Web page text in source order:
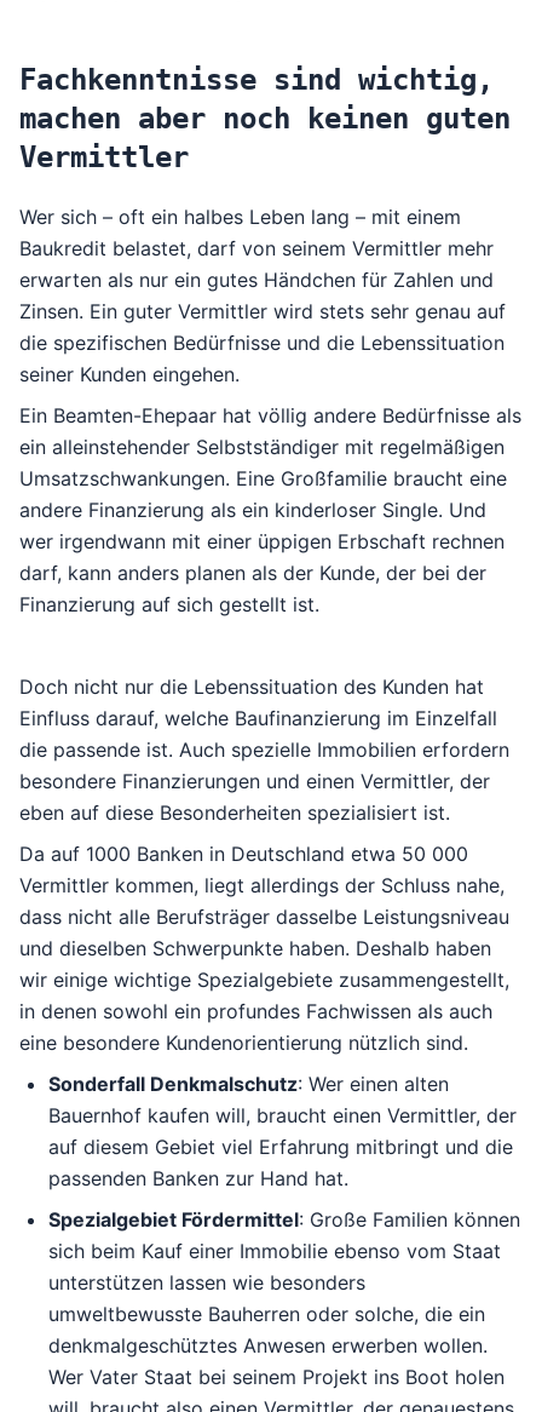
Fachkenntnisse sind wichtig,
machen aber noch keinen guten
Vermittler
Wer sich – oft ein halbes Leben lang – mit einem
Baukredit belastet, darf von seinem Vermittler mehr
erwarten als nur ein gutes Händchen für Zahlen und
Zinsen. Ein guter Vermittler wird stets sehr genau auf
die spezifischen Bedürfnisse und die Lebenssituation
seiner Kunden eingehen.
Ein Beamten-Ehepaar hat völlig andere Bedürfnisse als
ein alleinstehender Selbstständiger mit regelmäßigen
Umsatzschwankungen. Eine Großfamilie braucht eine
andere Finanzierung als ein kinderloser Single. Und
wer irgendwann mit einer üppigen Erbschaft rechnen
darf, kann anders planen als der Kunde, der bei der
Finanzierung auf sich gestellt ist.
Doch nicht nur die Lebenssituation des Kunden hat
Einfluss darauf, welche Baufinanzierung im Einzelfall
die passende ist. Auch spezielle Immobilien erfordern
besondere Finanzierungen und einen Vermittler, der
eben auf diese Besonderheiten spezialisiert ist.
Da auf 1000 Banken in Deutschland etwa 50 000
Vermittler kommen, liegt allerdings der Schluss nahe,
dass nicht alle Berufsträger dasselbe Leistungsniveau
und dieselben Schwerpunkte haben. Deshalb haben
wir einige wichtige Spezialgebiete zusammengestellt,
in denen sowohl ein profundes Fachwissen als auch
eine besondere Kundenorientierung nützlich sind.
Sonderfall Denkmalschutz: Wer einen alten
Bauernhof kaufen will, braucht einen Vermittler, der
auf diesem Gebiet viel Erfahrung mitbringt und die
passenden Banken zur Hand hat.
Spezialgebiet Fördermittel: Große Familien können
sich beim Kauf einer Immobilie ebenso vom Staat
unterstützen lassen wie besonders
umweltbewusste Bauherren oder solche, die ein
denkmalgeschütztes Anwesen erwerben wollen.
Wer Vater Staat bei seinem Projekt ins Boot holen